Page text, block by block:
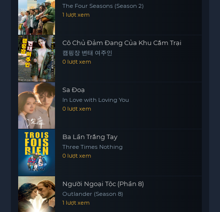
The Four Seasons (Season 2)
1 lượt xem
Cô Chủ Đảm Đang Của Khu Cắm Trại
캠핑장 변태 여주인
0 lượt xem
Sa Đoạ
In Love with Loving You
0 lượt xem
Ba Lần Trắng Tay
Three Times Nothing
0 lượt xem
Người Ngoại Tộc (Phần 8)
Outlander (Season 8)
1 lượt xem